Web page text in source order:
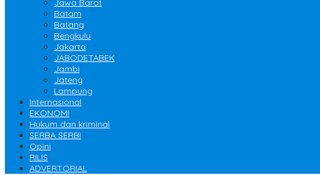
Jawa Barat
Batam
Batang
Bengkulu
Jakarta
JABODETABEK
Jambi
Jateng
Lampung
Internasional
EKONOMI
Hukum dan kriminal
SERBA SERBI
Opini
RILIS
ADVERTORIAL